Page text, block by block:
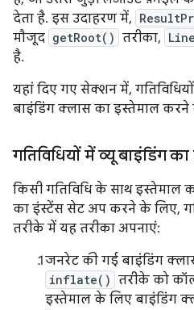
देता है. इस उदाहरण में,
मौजूद getRoot() तरीका,
है.
यहां दिए गए सेक्शन में,
बाइंडिंग क्लास का इस्तेमाल करने
गतिविधियों में व्यू बाइंडिंग
किसी गतिविधि के साथ इस्तेमाल
का इंस्टेंस सेट अप करने के लिए,
तरीके में यह तरीका अपनाएं:
जनरेट की गई बाइंडिंग
inflate() तरीके को
इस्तेमाल के लिए बाइंडिंग